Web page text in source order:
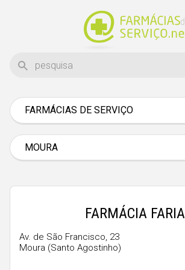
FARMÁCIAS DE SERVIÇO
Braga
Bragança
Castelo Branco
Évora
MOURA
FARMÁCIA FARIA
Av. de São Francisco, 23
Moura (Santo Agostinho)